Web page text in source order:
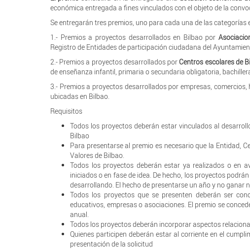
económica entregada a fines vinculados con el objeto de la
Se entregarán tres premios, uno para cada una de las categorías
1.- Premios a proyectos desarrollados en Bilbao por
Registro de Entidades de participación ciudadana del
2.- Premios a proyectos desarrollados por Centros escolares de
de enseñanza infantil, primaria o secundaria obligatoria,
3.- Premios a proyectos desarrollados por empresas,
ubicadas en Bilbao.
Requisitos
Todos los proyectos deberán estar vinculados al
Bilbao
Para presentarse al premio es necesario que la Entidad,
Valores de Bilbao.
Todos los proyectos deberán estar ya realizados o en
iniciados o en fase de idea. De hecho, los proyectos
desarrollando. El hecho de presentarse un año y no ganar
Todos los proyectos que se presenten deberán ser
educativos, empresas o asociaciones. El premio se
anual.
Todos los proyectos deberán incorporar aspectos
Quienes participen deberán estar al corriente en el
presentación de la solicitud